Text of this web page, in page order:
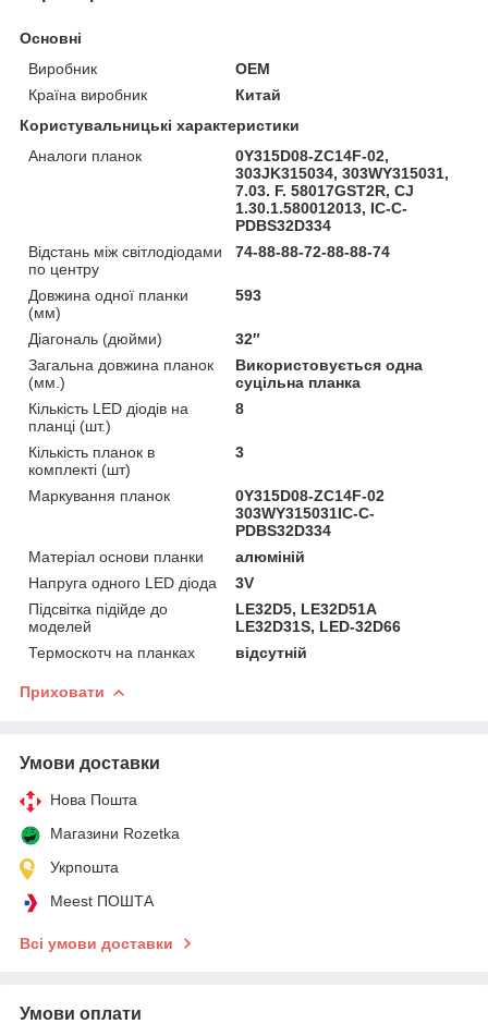
Основні
Виробник
OEM
Країна виробник
Китай
Користувальницькі характеристики
Аналоги планок
0Y315D08-ZC14F-02,
303JK315034, 303WY315031,
7.03. F. 58017GST2R, CJ
1.30.1.580012013, IC-C-
PDBS32D334
Відстань між світлодіодами
по центру
74-88-88-72-88-88-74
Довжина одної планки
(мм)
593
Діагональ (дюйми)
32″
Загальна довжина планок
(мм.)
Використовується одна
суцільна планка
Кількість LED діодів на
планці (шт.)
8
Кількість планок в
комплекті (шт)
3
Маркування планок
0Y315D08-ZC14F-02
303WY315031IC-C-
PDBS32D334
Матеріал основи планки
алюміній
Напруга одного LED діода
3V
Підсвітка підійде до
моделей
LE32D5, LE32D51A
LE32D31S, LED-32D66
Термоскотч на планках
відсутній
Приховати
Умови доставки
Нова Пошта
Магазини Rozetka
Укрпошта
Meest ПОШТА
Всі умови доставки
Умови оплати